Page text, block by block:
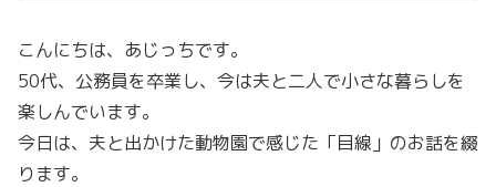
こんにちは、あじっちです。
50代、公務員を卒業し、今は夫と二人で小さな暮らしを
楽しんでいます。
今日は、夫と出かけた動物園で感じた「目線」のお話を綴
ります。